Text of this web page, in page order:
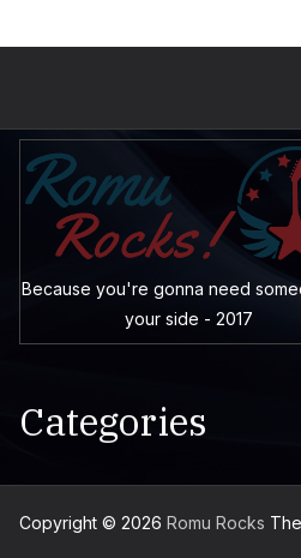
Because you're gonna need
your side - 2017
Categories
Copyright © 2026 Romu Rocks